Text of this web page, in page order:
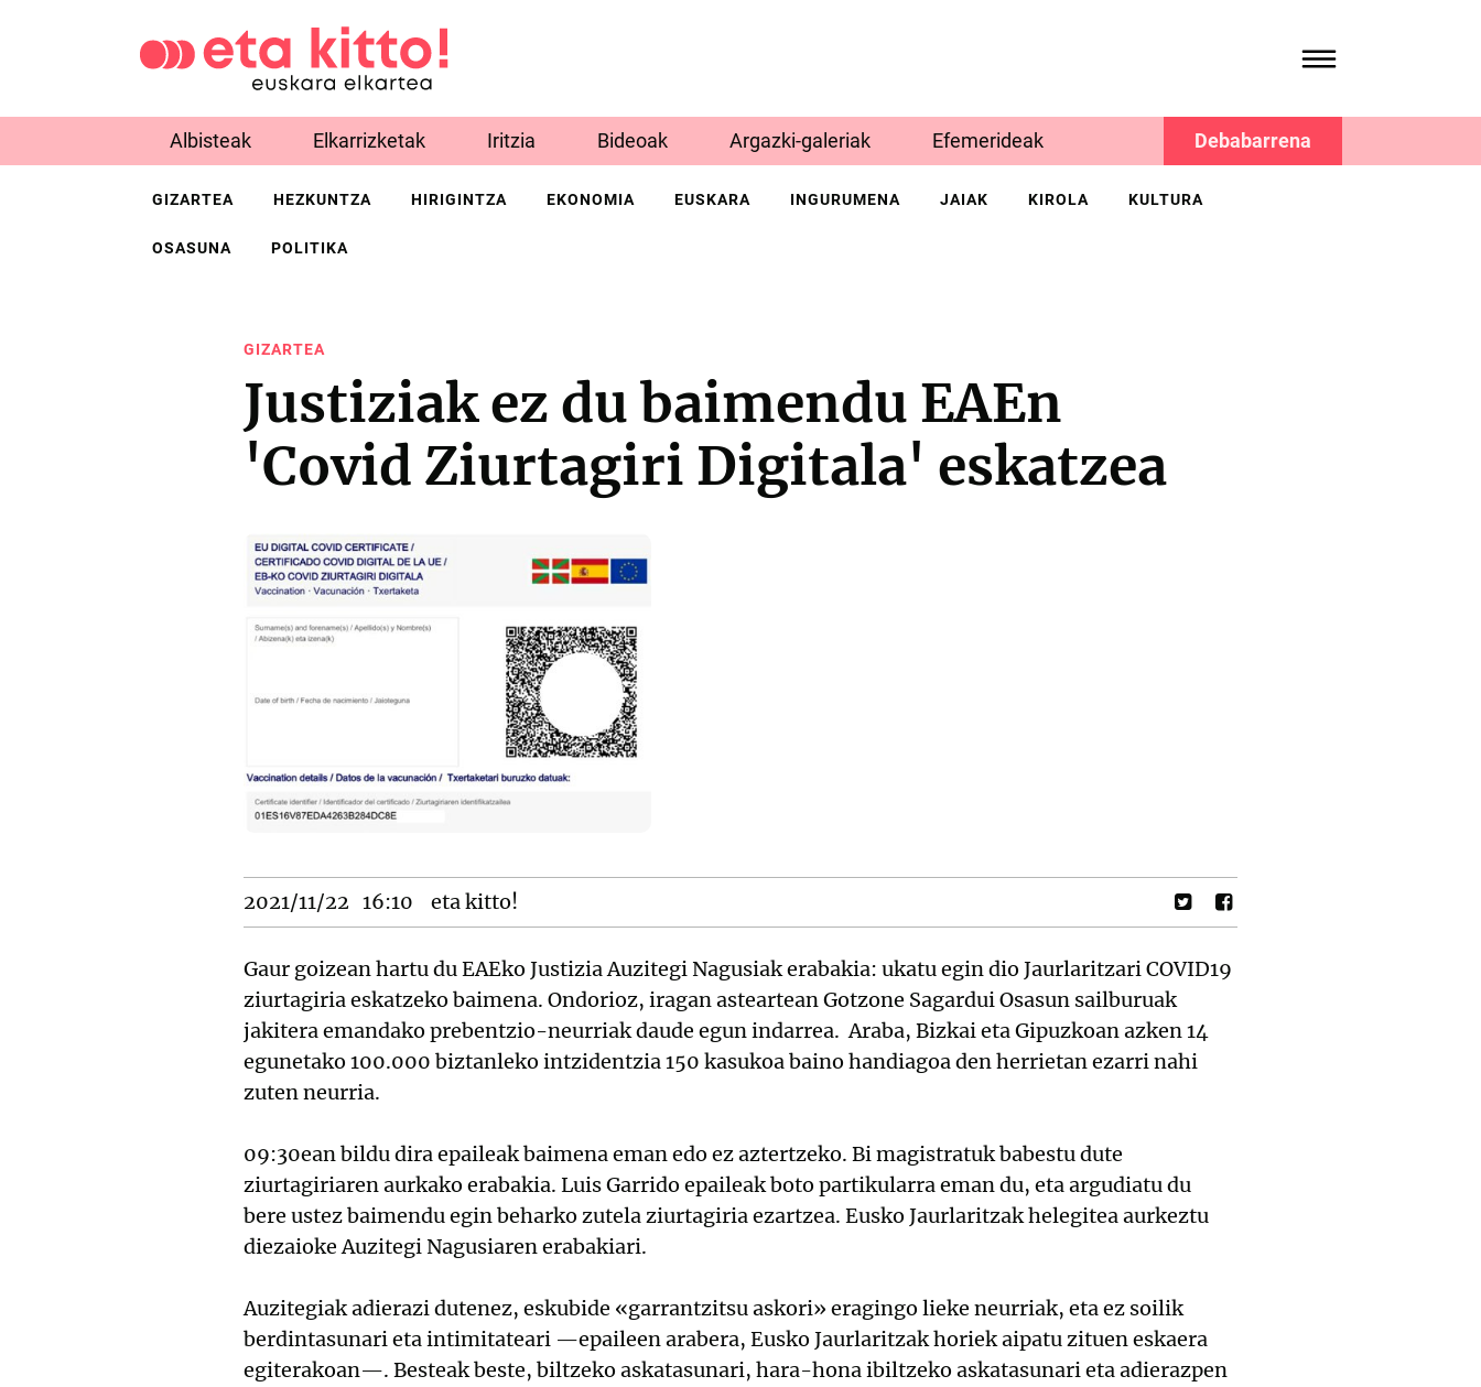
Albisteak Elkarrizketak Iritzia Bideoak Argazki-galeriak Efemerideak Debabarrena
GIZARTEA HEZKUNTZA HIRIGINTZA EKONOMIA EUSKARA INGURUMENA JAIAK KIROLA KULTURA
OSASUNA POLITIKA
GIZARTEA
Justiziak ez du baimendu EAEn
'Covid Ziurtagiri Digitala' eskatzea
2021/11/22 16:10 eta kitto!
Gaur goizean hartu du EAEko Justizia Auzitegi Nagusiak erabakia: ukatu egin dio Jaurlaritzari COVID19
ziurtagiria eskatzeko baimena. Ondorioz, iragan asteartean Gotzone Sagardui Osasun sailburuak
jakitera emandako prebentzio-neurriak daude egun indarrea. Araba, Bizkai eta Gipuzkoan azken 14
egunetako 100.000 biztanleko intzidentzia 150 kasukoa baino handiagoa den herrietan ezarri nahi
zuten neurria.
09:30ean bildu dira epaileak baimena eman edo ez aztertzeko. Bi magistratuk babestu dute
ziurtagiriaren aurkako erabakia. Luis Garrido epaileak boto partikularra eman du, eta argudiatu du
bere ustez baimendu egin beharko zutela ziurtagiria ezartzea. Eusko Jaurlaritzak helegitea aurkeztu
diezaioke Auzitegi Nagusiaren erabakiari.
Auzitegiak adierazi dutenez, eskubide «garrantzitsu askori» eragingo lieke neurriak, eta ez soilik
berdintasunari eta intimitateari —epaileen arabera, Eusko Jaurlaritzak horiek aipatu zituen eskaera
egiterakoan—. Besteak beste, biltzeko askatasunari, hara-hona ibiltzeko askatasunari eta adierazpen